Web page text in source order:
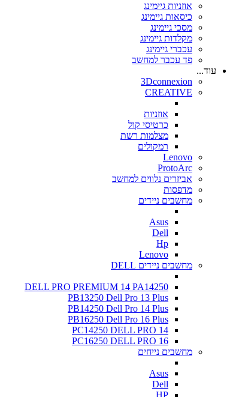
אוזניות גיימינג
כיסאות גיימינג
מסכי גיימינג
מקלדות גיימינג
עכברי גיימינג
פד עכבר למחשב
עוד...
3Dconnexion
CREATIVE
אוזניות
כרטיסי קול
מצלמות רשת
רמקולים
Lenovo
ProtoArc
אביזרים נלווים למחשב
מדפסות
מחשבים ניידים
Asus
Dell
Hp
Lenovo
מחשבים ניידים DELL
DELL PRO PREMIUM 14 PA14250
PB13250 Dell Pro 13 Plus
PB14250 Dell Pro 14 Plus
PB16250 Dell Pro 16 Plus
PC14250 DELL PRO 14
PC16250 DELL PRO 16
מחשבים נייחים
Asus
Dell
HP